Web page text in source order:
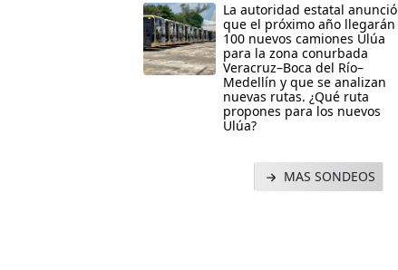
La autoridad estatal anunció
que el próximo año llegarán
100 nuevos camiones Ulúa
para la zona conurbada
Veracruz–Boca del Río–
Medellín y que se analizan
nuevas rutas. ¿Qué ruta
propones para los nuevos
Ulúa?
MAS SONDEOS